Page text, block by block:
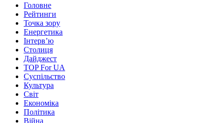
Головне
Рейтинги
Точка зору
Енергетика
Інтерв’ю
Столиця
Дайджест
TOP For UA
Суспiльство
Культура
Світ
Економіка
Політика
Війна